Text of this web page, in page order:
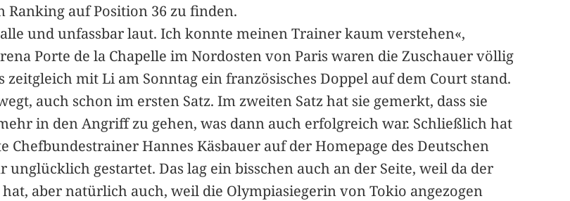
Ranking auf Position 36 zu finden.
und unfassbar laut. Ich konnte meinen Trainer kaum verstehen«,
Porte de la Chapelle im Nordosten von Paris waren die Zuschauer völlig
zeitgleich mit Li am Sonntag ein französisches Doppel auf dem Court stand.
auch schon im ersten Satz. Im zweiten Satz hat sie gemerkt, dass sie
in den Angriff zu gehen, was dann auch erfolgreich war. Schließlich hat
Chefbundestrainer Hannes Käsbauer auf der Homepage des Deutschen
gestartet. Das lag ein bisschen auch an der Seite, weil da der
aber natürlich auch, weil die Olympiasiegerin von Tokio angezogen